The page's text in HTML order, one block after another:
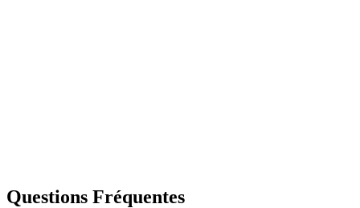
Questions Fréquentes